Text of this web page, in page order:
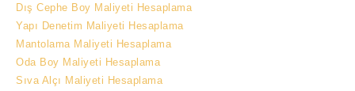
Dış Cephe Boy Maliyeti Hesaplama
Yapı Denetim Maliyeti Hesaplama
Mantolama Maliyeti Hesaplama
Oda Boy Maliyeti Hesaplama
Sıva Alçı Maliyeti Hesaplama